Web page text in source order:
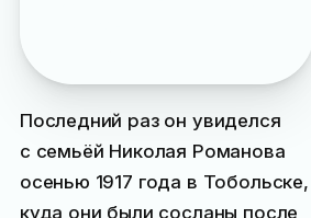
Последний раз он увиделся
с семьёй Николая Романова
осенью 1917 года в Тобольске,
куда они были сосланы после